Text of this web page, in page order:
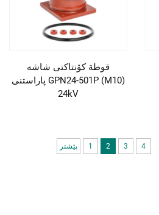
قوطة کۆنتاکتی شاشە
پاراستنی GPN24-501P (M10)
24kV
پێشتر 1 2 3 4